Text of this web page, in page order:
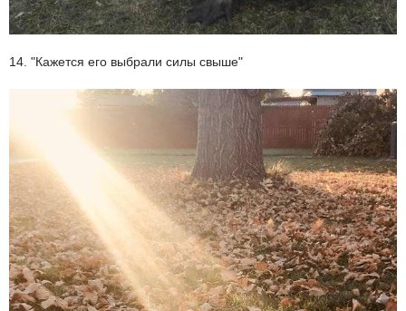
14. "Кажется его выбрали силы свыше"